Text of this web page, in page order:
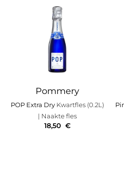
Pommery
POP Extra DryKwartfles (0.2L)
| Naakte fles
18,50 €